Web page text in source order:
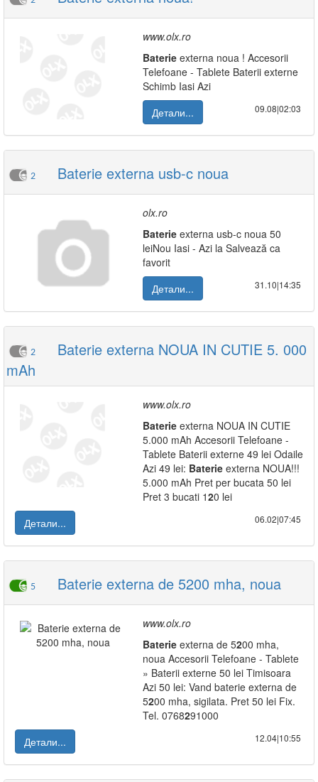
www.olx.ro
Baterie externa noua ! Accesorii
Telefoane - Tablete Baterii externe
Schimb Iasi Azi
Детали...
09.08|02:03
2 Baterie externa usb-c noua
olx.ro
Baterie externa usb-c noua 50
leiNou Iasi - Azi la Salvează ca
favorit
Детали...
31.10|14:35
2
Baterie externa NOUA IN CUTIE 5. 000
mAh
www.olx.ro
Baterie externa NOUA IN CUTIE
5.000 mAh Accesorii Telefoane -
Tablete Baterii externe 49 lei Odaile
Azi 49 lei: Baterie externa NOUA!!!
5.000 mAh Pret per bucata 50 lei
Pret 3 bucati 120 lei
Детали...
06.02|07:45
5 Baterie externa de 5200 mha, noua
www.olx.ro
Baterie externa de 5200 mha,
noua Accesorii Telefoane - Tablete
» Baterii externe 50 lei Timisoara
Azi 50 lei: Vand baterie externa de
5200 mha, sigilata. Pret 50 lei Fix.
Tel. 0768291000
Детали...
12.04|10:55